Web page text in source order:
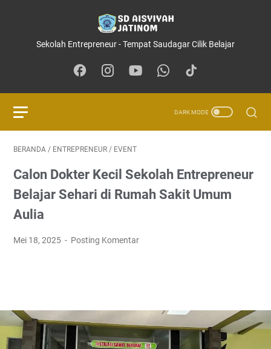
Sekolah Entrepreneur - Tempat Saudagar Cilik Belajar
BERANDA / ENTREPRENEUR / EVENT
Calon Dokter Kecil Sekolah Entrepreneur
Belajar Sehari di Rumah Sakit Umum
Aulia
Mei 18, 2025 Posting Komentar